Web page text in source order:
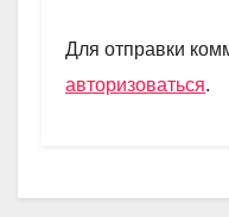
m p
p
Для отправки
авторизоваться.